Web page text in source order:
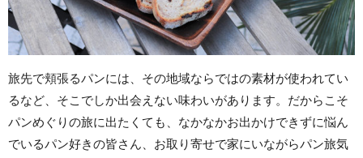
旅先で頬張るパンには、その地域ならではの素材が使われてい
るなど、そこでしか出会えない味わいがあります。だからこそ
パンめぐりの旅に出たくても、なかなかお出かけできずに悩ん
でいるパン好きの皆さん、お取り寄せで家にいながらパン旅気